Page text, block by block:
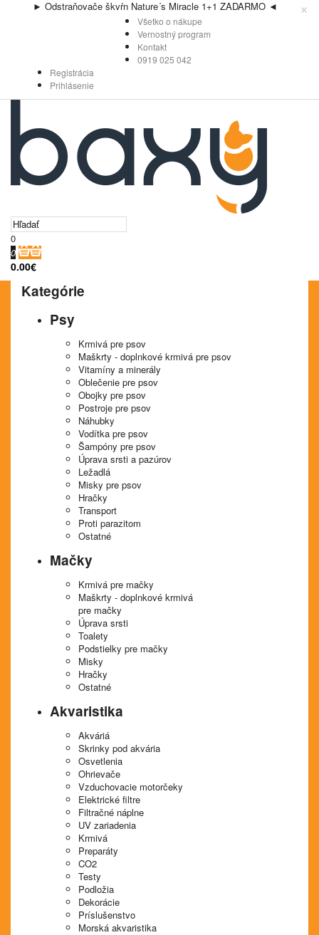
► Odstraňovače škvŕn Nature´s Miracle 1+1 ZADARMO ◄ ×
Všetko o nákupe
Vernostný program
Kontakt
0919 025 042
Registrácia
Prihlásenie
0
0
0.00€
Kategórie
Psy
Krmivá pre psov
Maškrty - doplnkové krmivá pre psov
Vitamíny a minerály
Oblečenie pre psov
Obojky pre psov
Postroje pre psov
Náhubky
Vodítka pre psov
Šampóny pre psov
Úprava srsti a pazúrov
Ležadlá
Misky pre psov
Hračky
Transport
Proti parazitom
Ostatné
Mačky
Krmivá pre mačky
Maškrty - doplnkové krmivá
pre mačky
Úprava srsti
Toalety
Podstielky pre mačky
Misky
Hračky
Ostatné
Akvaristika
Akváriá
Skrinky pod akvária
Osvetlenia
Ohrievače
Vzduchovacie motorčeky
Elektrické filtre
Filtračné náplne
UV zariadenia
Krmivá
Preparáty
CO2
Testy
Podložia
Dekorácie
Príslušenstvo
Morská akvaristika